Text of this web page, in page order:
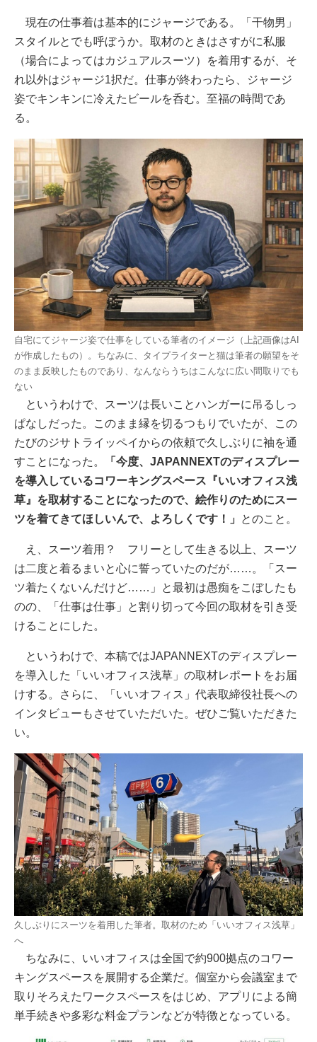
現在の仕事着は基本的にジャージである。「干物男」
スタイルとでも呼ぼうか。取材のときはさすがに私服
（場合によってはカジュアルスーツ）を着用するが、そ
れ以外はジャージ1択だ。仕事が終わったら、ジャージ
姿でキンキンに冷えたビールを呑む。至福の時間であ
る。
自宅にてジャージ姿で仕事をしている筆者のイメージ（上記画像はAI
が作成したもの）。ちなみに、タイプライターと猫は筆者の願望をそ
のまま反映したものであり、なんならうちはこんなに広い間取りでも
ない
というわけで、スーツは長いことハンガーに吊るしっ
ぱなしだった。このまま縁を切るつもりでいたが、この
たびのジサトライッペイからの依頼で久しぶりに袖を通
すことになった。
「今度、JAPANNEXTのディスプレー
を導入しているコワーキングスペース『いいオフィス浅
草』を取材することになったので、絵作りのためにスー
ツを着てきてほしいんで、よろしくです！」
とのこと。
え、スーツ着用？ フリーとして生きる以上、スーツ
は二度と着るまいと心に誓っていたのだが……。「スー
ツ着たくないんだけど……」と最初は愚痴をこぼしたも
のの、「仕事は仕事」と割り切って今回の取材を引き受
けることにした。
というわけで、本稿ではJAPANNEXTのディスプレー
を導入した「いいオフィス浅草」の取材レポートをお届
けする。さらに、「いいオフィス」代表取締役社長への
インタビューもさせていただいた。ぜひご覧いただきた
い。
久しぶりにスーツを着用した筆者。取材のため「いいオフィス浅草」
へ
ちなみに、いいオフィスは全国で約900拠点のコワー
キングスペースを展開する企業だ。個室から会議室まで
取りそろえたワークスペースをはじめ、アプリによる簡
単手続きや多彩な料金プランなどが特徴となっている。